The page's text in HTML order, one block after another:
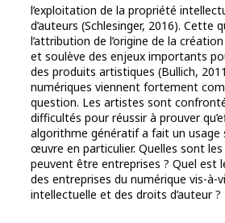
l’exploitation de la propriété
d’auteurs (Schlesinger, 2016). Cette
l’attribution de l’origine de la
et soulève des enjeux importants
des produits artistiques (Bullich,
numériques viennent fortement
question. Les artistes sont
difficultés pour réussir à prouver
algorithme génératif a fait un usage
œuvre en particulier. Quelles sont
peuvent être entreprises ? Quel est
des entreprises du numérique vis-à-
intellectuelle et des droits d’auteur ?